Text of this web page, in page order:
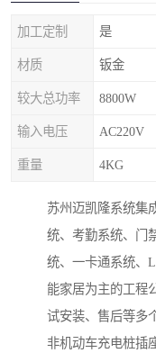
加工定制 是
材质 钣金
较大总功率 8800W
输入电压 AC220V
重量 4KG
苏州迈凯隆系统集
统、考勤系统、门
统、一卡通系统、
能家居为主的工程
试安装、售后等多
非机动车充电桩插